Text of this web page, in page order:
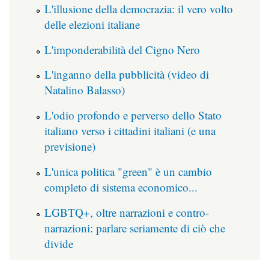
L'illusione della democrazia: il vero volto
delle elezioni italiane
L'imponderabilità del Cigno Nero
L'inganno della pubblicità (video di
Natalino Balasso)
L'odio profondo e perverso dello Stato
italiano verso i cittadini italiani (e una
previsione)
L'unica politica "green" è un cambio
completo di sistema economico...
LGBTQ+, oltre narrazioni e contro-
narrazioni: parlare seriamente di ciò che
divide